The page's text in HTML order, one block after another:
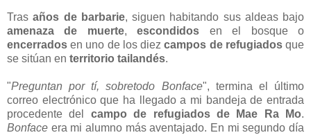
Trasaños de barbarie, siguen habitando sus aldeas bajo
amenaza de muerte,escondidos en el bosque o
encerradosen uno de los diezcampos de refugiadosque
se sitúan en territorio tailandés.
"Preguntan por tí, sobretodo Bonface", termina el último
correo electrónico que ha llegado a mi bandeja de entrada
procedente del campo de refugiados de Mae Ra Mo.
Bonface era mi alumno más aventajado. En mi segundo día